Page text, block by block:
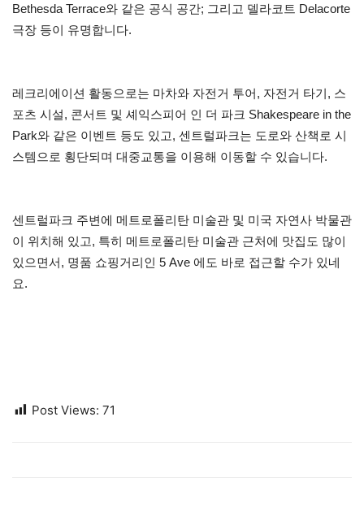
Bethesda Terrace와 같은 공식 공간; 그리고 델라코트 Delacorte
극장 등이 유명합니다.
레크리에이션 활동으로는 마차와 자전거 투어, 자전거 타기, 스
포츠 시설, 콘서트 및 셰익스피어 인 더 파크 Shakespeare in the
Park와 같은 이벤트 등도 있고, 센트럴파크는 도로와 산책로 시
스템으로 횡단되며 대중교통을 이용해 이동할 수 있습니다.
센트럴파크 주변에 메트로폴리탄 미술관 및 미국 자연사 박물관
이 위치해 있고, 특히 메트로폴리탄 미술관 근처에 맛집도 많이
있으면서, 명품 쇼핑거리인 5 Ave 에도 바로 접근할 수가 있네
요.
Post Views: 71